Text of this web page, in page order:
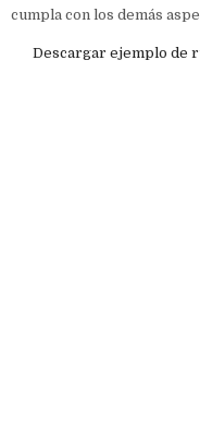
cumpla con los demás
Descargar ejemplo de